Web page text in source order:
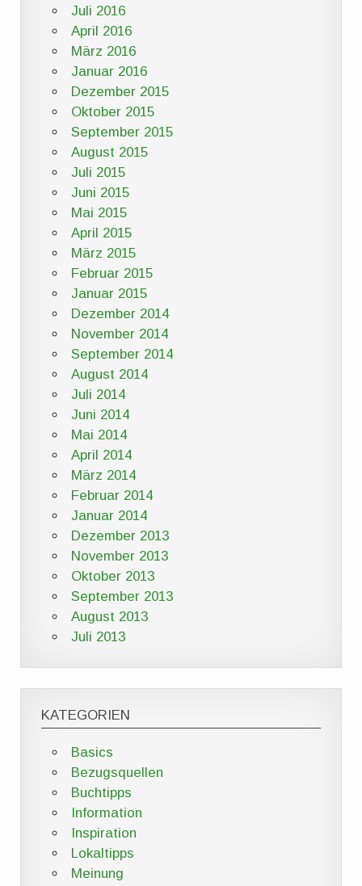
Juli 2016
April 2016
März 2016
Januar 2016
Dezember 2015
Oktober 2015
September 2015
August 2015
Juli 2015
Juni 2015
Mai 2015
April 2015
März 2015
Februar 2015
Januar 2015
Dezember 2014
November 2014
September 2014
August 2014
Juli 2014
Juni 2014
Mai 2014
April 2014
März 2014
Februar 2014
Januar 2014
Dezember 2013
November 2013
Oktober 2013
September 2013
August 2013
Juli 2013
KATEGORIEN
Basics
Bezugsquellen
Buchtipps
Information
Inspiration
Lokaltipps
Meinung